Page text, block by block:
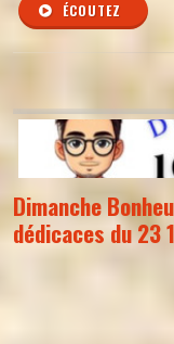
ÉCOUTEZ
Dimanche
dédicaces du 23